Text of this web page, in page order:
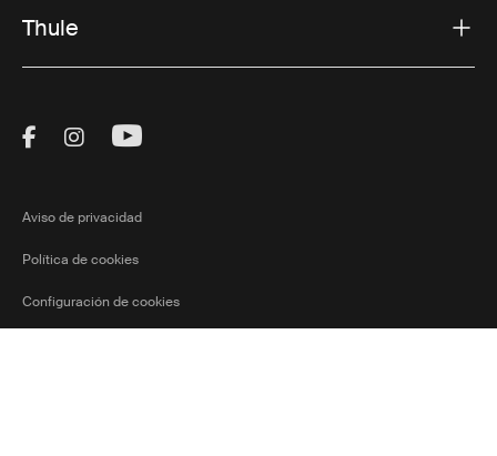
Thule
Visit Thule on Facebook (external link)
Visit Thule on Instagram (external link)
Visit Thule on Youtube (external
Aviso de privacidad
Política de cookies
Configuración de cookies